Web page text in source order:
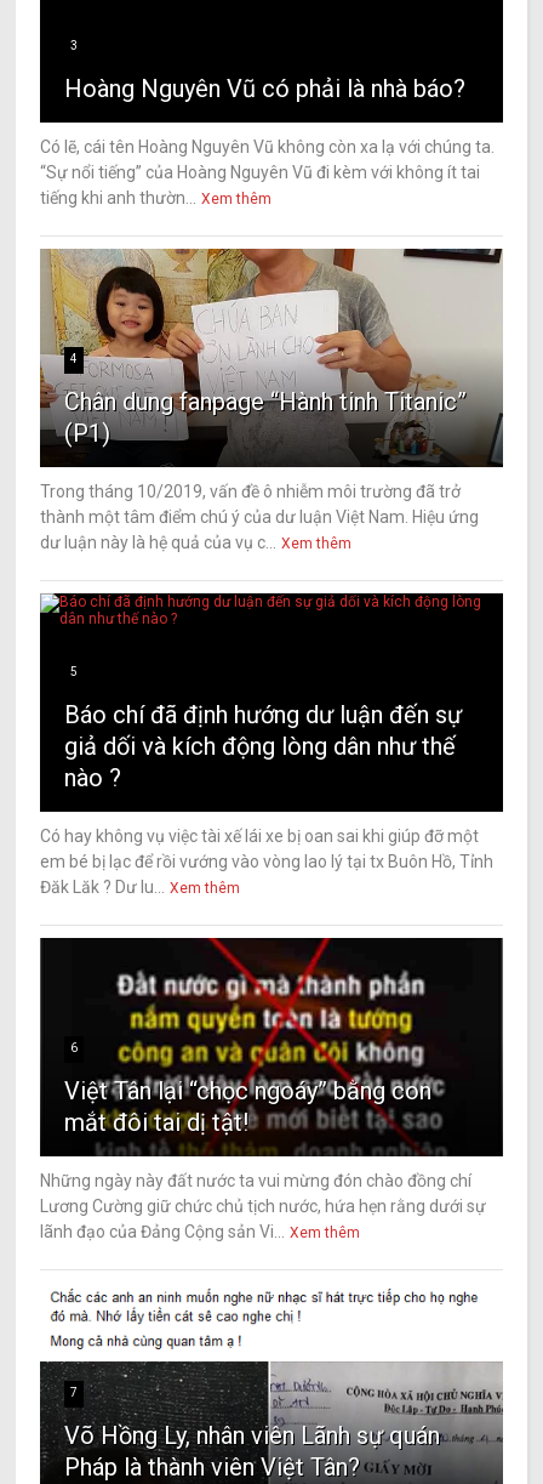
3
Hoàng Nguyên Vũ có phải là nhà báo?
Có lẽ, cái tên Hoàng Nguyên Vũ không còn xa lạ với chúng ta.
“Sự nổi tiếng” của Hoàng Nguyên Vũ đi kèm với không ít tai
tiếng khi anh thườn...
Xem thêm
4
Chân dung fanpage “Hành tinh Titanic”
(P1)
Trong tháng 10/2019, vấn đề ô nhiễm môi trường đã trở
thành một tâm điểm chú ý của dư luận Việt Nam. Hiệu ứng
dư luận này là hệ quả của vụ c...
Xem thêm
5
Báo chí đã định hướng dư luận đến sự
giả dối và kích động lòng dân như thế
nào ?
Có hay không vụ việc tài xế lái xe bị oan sai khi giúp đỡ một
em bé bị lạc để rồi vướng vào vòng lao lý tại tx Buôn Hồ, Tỉnh
Đăk Lăk ? Dư lu...
Xem thêm
6
Việt Tân lại “chọc ngoáy” bằng con
mắt đôi tai dị tật!
Những ngày này đất nước ta vui mừng đón chào đồng chí
Lương Cường giữ chức chủ tịch nước, hứa hẹn rằng dưới sự
lãnh đạo của Đảng Cộng sản Vi...
Xem thêm
7
Võ Hồng Ly, nhân viên Lãnh sự quán
Pháp là thành viên Việt Tân?